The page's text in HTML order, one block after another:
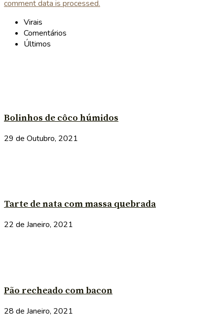
comment data is processed.
Virais
Comentários
Últimos
Bolinhos de côco húmidos
29 de Outubro, 2021
Tarte de nata com massa quebrada
22 de Janeiro, 2021
Pão recheado com bacon
28 de Janeiro, 2021